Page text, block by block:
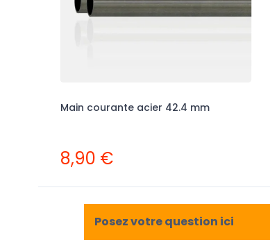
Main courante acier 42.4 mm
8,90 €
Posez votre question ici